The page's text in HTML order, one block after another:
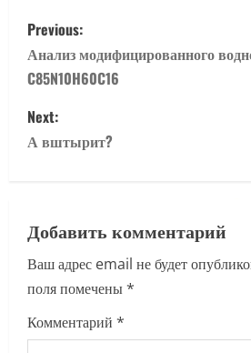
P
o
s
t
v
i
g
Previous:
Анализ модифицированного
C85N10H60C16
Next:
А вштырит?
Добавить комментарий
Ваш адрес email не будет
поля помечены*
Комментарий *